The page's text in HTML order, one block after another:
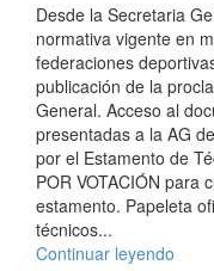
Desde la Secretaria
normativa vigente en
federaciones
publicación de la
General. Acceso al
presentadas a la AG
por el Estamento de
POR VOTACIÓN para
estamento. Papeleta
técnicos...
Continuar leyendo